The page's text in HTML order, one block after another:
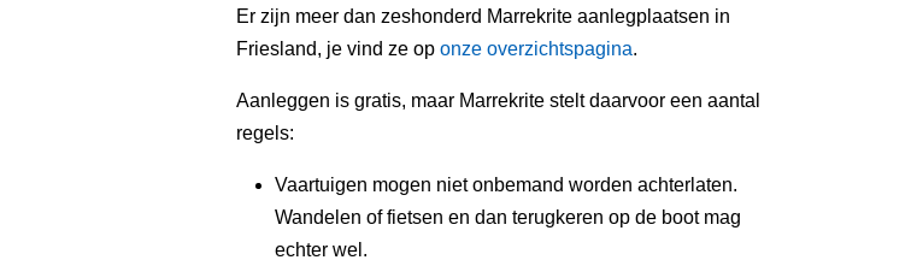
Er zijn meer dan zeshonderd Marrekrite aanlegplaatsen in
Friesland, je vind ze op onze overzichtspagina.
Aanleggen is gratis, maar Marrekrite stelt daarvoor een aantal
regels:
Vaartuigen mogen niet onbemand worden achterlaten.
Wandelen of fietsen en dan terugkeren op de boot mag
echter wel.